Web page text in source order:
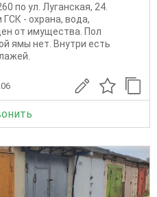
по ул. Луганская, 24.
- охрана, вода,
от имущества. Пол
ямы нет. Внутри есть